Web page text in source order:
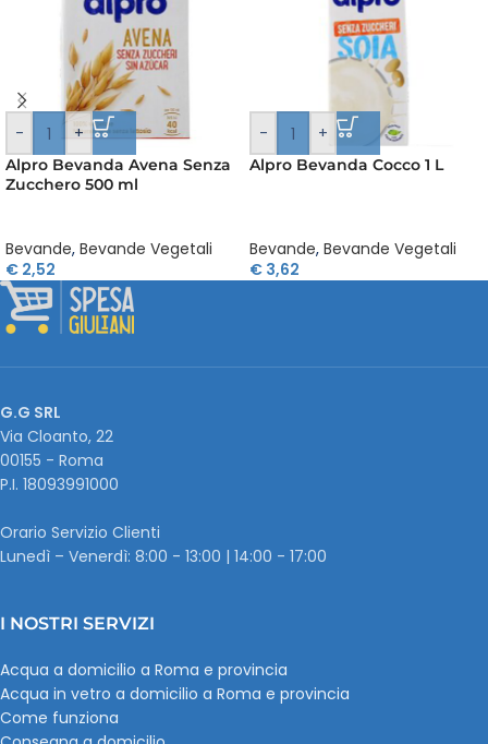
- +
Alpro Bevanda Avena Senza
Zucchero 500 ml
Bevande, Bevande Vegetali
€ 2,52
- +
Alpro Bevanda Cocco 1 L
Bevande, Bevande Vegetali
€ 3,62
G.G SRL
Via Cloanto, 22
00155 - Roma
P.I. ‭18093991000
Orario Servizio Clienti
Lunedì – Venerdì: 8:00 - 13:00 | 14:00 - 17:00
I NOSTRI SERVIZI
Acqua a domicilio a Roma e provincia
Acqua in vetro a domicilio a Roma e provincia
Come funziona